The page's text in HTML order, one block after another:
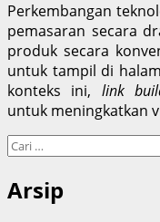
Perkembangan
pemasaran secara
produk secara
untuk tampil di
konteks ini, link
untuk meningkatkan
Cari
Arsip